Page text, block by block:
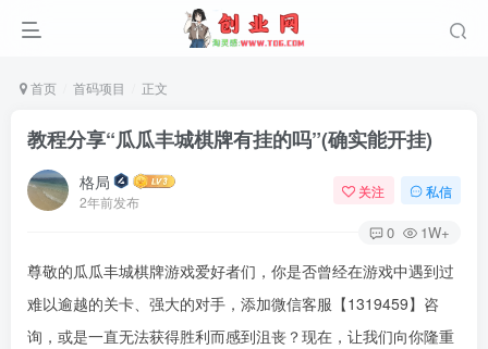
首页 首码项目 正文
教程分享“瓜瓜丰城棋牌有挂的吗”(确实能开挂)
格局
2年前发布
关注 私信
0 1W+
尊敬的瓜瓜丰城棋牌游戏爱好者们，你是否曾经在游戏中遇到过
难以逾越的关卡、强大的对手，添加微信客服【1319459】咨
询，或是一直无法获得胜利而感到沮丧？现在，让我们向你隆重